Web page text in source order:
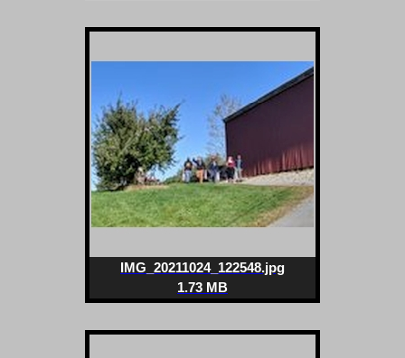
IMG_20211024_122548.jpg
1.73 MB